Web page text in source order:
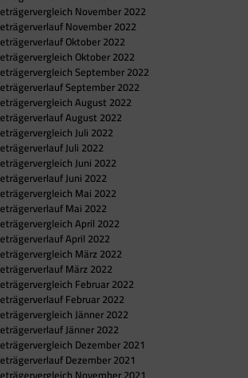
November 2022
November 2022
Oktober 2022
Oktober 2022
September 2022
September 2022
August 2022
August 2022
Juli 2022
Juli 2022
Juni 2022
Juni 2022
Mai 2022
Mai 2022
April 2022
April 2022
März 2022
März 2022
Februar 2022
Februar 2022
Jänner 2022
Jänner 2022
Dezember 2021
Dezember 2021